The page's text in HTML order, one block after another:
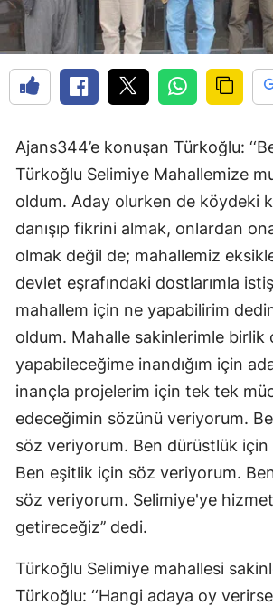
Ajans344’e konuşan Türkoğlu:
Türkoğlu Selimiye Mahallemize
oldum. Aday olurken de köydeki
danışıp fikrini almak, onlardan
olmak değil de; mahallemiz
devlet eşrafındaki dostlarımla
mahallem için ne yapabilirim
oldum. Mahalle sakinlerimle birlik
yapabileceğime inandığım için
inançla projelerim için tek tek
edeceğimin sözünü veriyorum.
söz veriyorum. Ben dürüstlük
Ben eşitlik için söz veriyorum.
söz veriyorum. Selimiye'ye
getireceğiz’’ dedi.
Türkoğlu Selimiye mahallesi
Türkoğlu: ‘‘Hangi adaya oy